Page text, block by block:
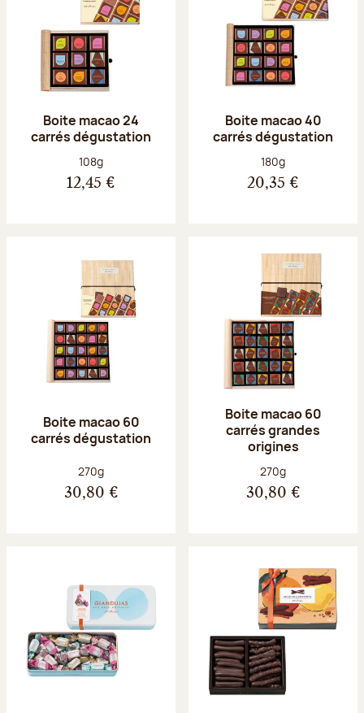
Boite macao 24
carrés dégustation
Poids net :
108g
12,45 €
Boite macao 40
carrés dégustation
Poids net :
180g
20,35 €
Boite macao 60
carrés dégustation
Poids net :
270g
30,80 €
Boite macao 60
carrés grandes
origines
Poids net :
270g
30,80 €